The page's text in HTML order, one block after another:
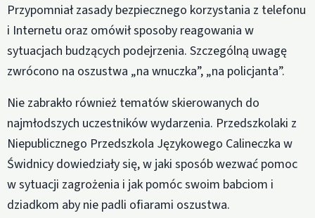
Przypomniał zasady bezpiecznego korzystania z telefonu
i Internetu oraz omówił sposoby reagowania w
sytuacjach budzących podejrzenia. Szczególną uwagę
zwrócono na oszustwa „na wnuczka”, „na policjanta”.
Nie zabrakło również tematów skierowanych do
najmłodszych uczestników wydarzenia. Przedszkolaki z
Niepublicznego Przedszkola Językowego Calineczka w
Świdnicy dowiedziały się, w jaki sposób wezwać pomoc
w sytuacji zagrożenia i jak pomóc swoim babciom i
dziadkom aby nie padli ofiarami oszustwa.